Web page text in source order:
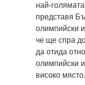
най-
представя
олимпийски
че ще спра
да отида
олимпийски
високо място.